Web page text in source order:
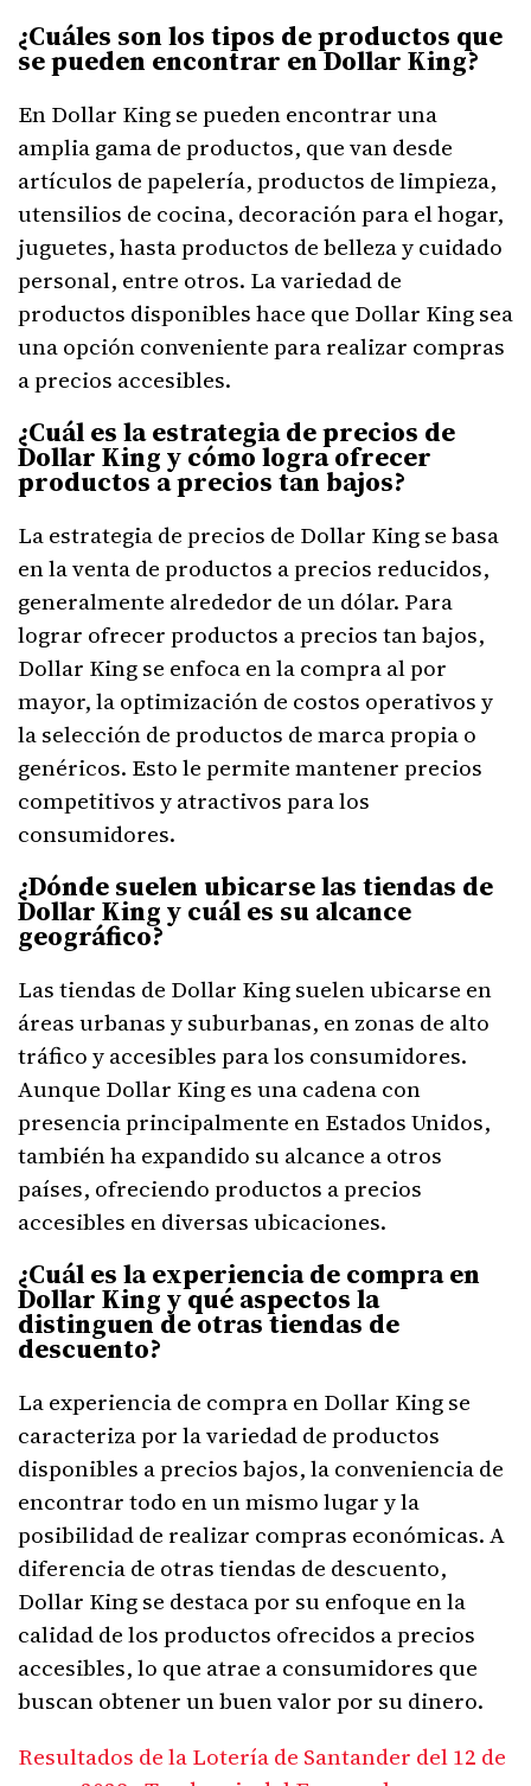
¿Cuáles son los tipos de productos que
se pueden encontrar en Dollar King?
En Dollar King se pueden encontrar una
amplia gama de productos, que van desde
artículos de papelería, productos de limpieza,
utensilios de cocina, decoración para el hogar,
juguetes, hasta productos de belleza y cuidado
personal, entre otros. La variedad de
productos disponibles hace que Dollar King sea
una opción conveniente para realizar compras
a precios accesibles.
¿Cuál es la estrategia de precios de
Dollar King y cómo logra ofrecer
productos a precios tan bajos?
La estrategia de precios de Dollar King se basa
en la venta de productos a precios reducidos,
generalmente alrededor de un dólar. Para
lograr ofrecer productos a precios tan bajos,
Dollar King se enfoca en la compra al por
mayor, la optimización de costos operativos y
la selección de productos de marca propia o
genéricos. Esto le permite mantener precios
competitivos y atractivos para los
consumidores.
¿Dónde suelen ubicarse las tiendas de
Dollar King y cuál es su alcance
geográfico?
Las tiendas de Dollar King suelen ubicarse en
áreas urbanas y suburbanas, en zonas de alto
tráfico y accesibles para los consumidores.
Aunque Dollar King es una cadena con
presencia principalmente en Estados Unidos,
también ha expandido su alcance a otros
países, ofreciendo productos a precios
accesibles en diversas ubicaciones.
¿Cuál es la experiencia de compra en
Dollar King y qué aspectos la
distinguen de otras tiendas de
descuento?
La experiencia de compra en Dollar King se
caracteriza por la variedad de productos
disponibles a precios bajos, la conveniencia de
encontrar todo en un mismo lugar y la
posibilidad de realizar compras económicas. A
diferencia de otras tiendas de descuento,
Dollar King se destaca por su enfoque en la
calidad de los productos ofrecidos a precios
accesibles, lo que atrae a consumidores que
buscan obtener un buen valor por su dinero.
Resultados de la Lotería de Santander del 12 de